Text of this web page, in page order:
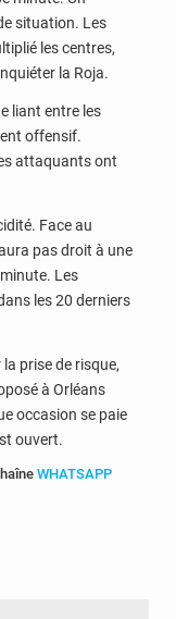
situation. Les
les centres,
la Roja.
liant entre les
offensif.
attaquants ont
Face au
pas droit à une
Les
les 20 derniers
prise de risque,
à Orléans
occasion se paie
ouvert.
WHATSAPP